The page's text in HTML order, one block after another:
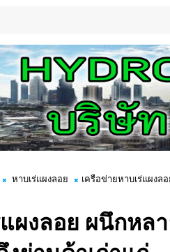
หาบเร่แผงลอย
เครือข่ายหาบเร่แผง
ผงลอย ผนึกหล